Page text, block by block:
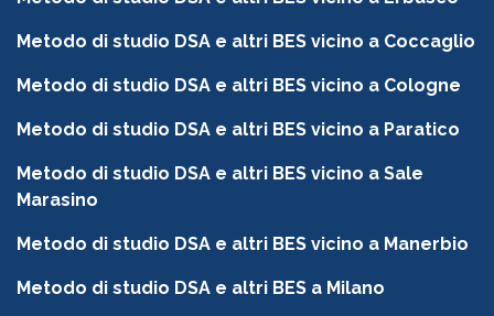
Metodo di studio DSA e altri BES vicino a Coccaglio
Metodo di studio DSA e altri BES vicino a Cologne
Metodo di studio DSA e altri BES vicino a Paratico
Metodo di studio DSA e altri BES vicino a Sale
Marasino
Metodo di studio DSA e altri BES vicino a Manerbio
Metodo di studio DSA e altri BES a Milano